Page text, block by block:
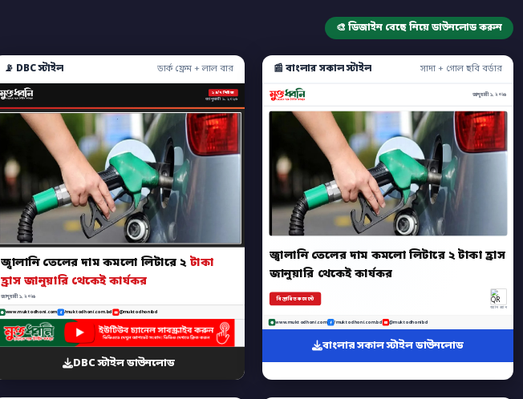
🎨 ডিজাইন বেছে নিয়ে ডাউনলোড করুন
📡 DBC স্টাইল ডার্ক ফ্রেম + লাল বার
২৪/৭ নিউজ
জানুয়ারী ১, ২০২৬
জ্বালানি তেলের দাম কমলো লিটারে ২ টাকা
হ্রাস জানুয়ারি থেকেই কার্যকর
জানুয়ারী ১, ২০২৬
www.muktodhoni.com /muktodhoni.com.bd @muktodhonibd
DBC স্টাইল ডাউনলোড
📰 বাংলার সকাল স্টাইল সাদা + গোল ছবি বর্ডার
জানুয়ারী ১, ২০২৬
জ্বালানি তেলের দাম কমলো লিটারে ২ টাকা হ্রাস
জানুয়ারি থেকেই কার্যকর
বিস্তারিত কমেন্টে
অ্যাপ স্ক্যান
www.muktodhoni.com /muktodhoni.com.bd @muktodhonibd
বাংলার সকাল স্টাইল ডাউনলোড